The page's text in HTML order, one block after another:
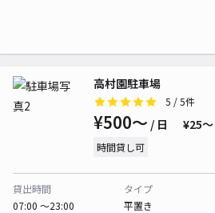
高村園駐車場
5 / 5件
¥500〜 / 日 ¥25
時間貸し可
貸出時間
07:00 〜23:00
タイプ
平置き